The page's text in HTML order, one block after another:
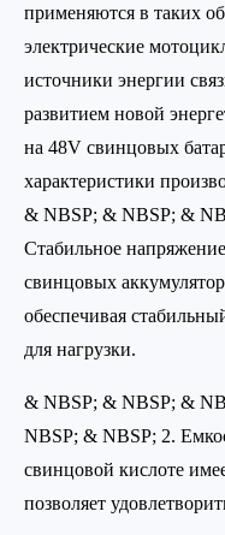
применяются в таких
электрические
источники энергии
развитием новой
на 48V свинцовых
характеристики
& NBSP; & NBSP; &
Стабильное
свинцовых
обеспечивая
для нагрузки.
& NBSP; & NBSP; &
NBSP; & NBSP; 2.
свинцовой кислоте
позволяет